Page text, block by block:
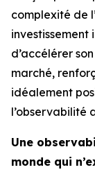
complexité de
investissement
d’accélérer
marché,
idéalement
l’observabilité
Une
monde qui